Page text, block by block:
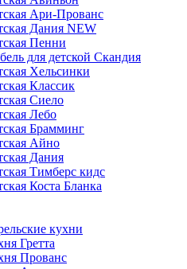
Ари-Прованс
Дания NEW
Пенни
для детской Скандия
Хельсинки
Классик
Сиело
Лебо
Брамминг
Айно
Дания
Тимберс кидс
Коста Бланка
кухни
Гретта
Прованс